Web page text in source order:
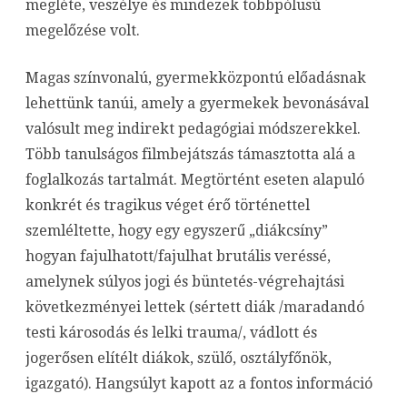
megléte, veszélye és mindezek többpólusú
megelőzése volt.
Magas színvonalú, gyermekközpontú előadásnak
lehettünk tanúi, amely a gyermekek bevonásával
valósult meg indirekt pedagógiai módszerekkel.
Több tanulságos filmbejátszás támasztotta alá a
foglalkozás tartalmát. Megtörtént eseten alapuló
konkrét és tragikus véget érő történettel
szemléltette, hogy egy egyszerű „diákcsíny”
hogyan fajulhatott/fajulhat brutális veréssé,
amelynek súlyos jogi és büntetés-végrehajtási
következményei lettek (sértett diák /maradandó
testi károsodás és lelki trauma/, vádlott és
jogerősen elítélt diákok, szülő, osztályfőnök,
igazgató). Hangsúlyt kapott az a fontos információ